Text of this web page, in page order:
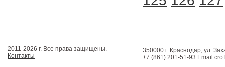
2011-2026 г. Все права защищены.
Контакты
350000 г. Краснодар, ул.
+7 (861) 201-51-93